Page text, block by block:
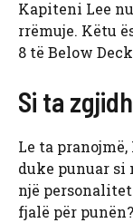
Kapiteni Lee
rrëmuje. Këtu
8 të Below
Si ta
Le ta
duke punuar si
një
fjalë për